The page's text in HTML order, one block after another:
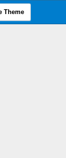
Theme